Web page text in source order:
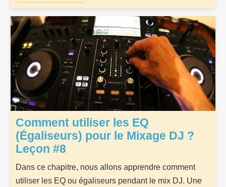
Comment utiliser les EQ
(Égaliseurs) pour le Mixage DJ ?
Leçon #8
Dans ce chapitre, nous allons apprendre comment
utiliser les EQ ou égaliseurs pendant le mix DJ. Une